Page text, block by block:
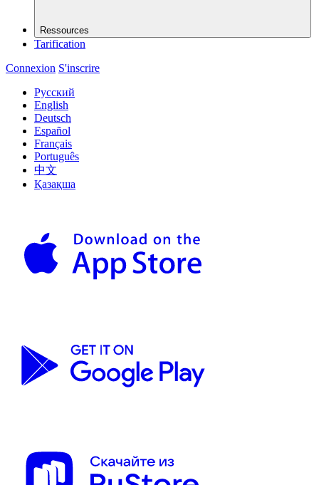
Ressources
Tarification
Connexion S'inscrire
Русский
English
Deutsch
Español
Français
Português
中文
Қазақша